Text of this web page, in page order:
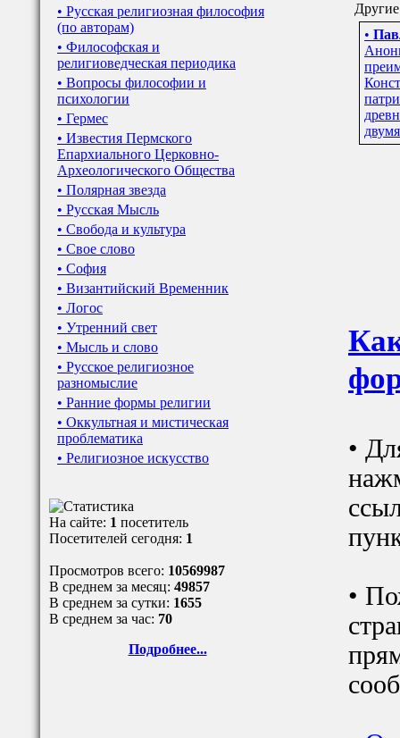
• Русская религиозная философия
(по авторам)
• Философская и
религиоведческая периодика
• Вопросы философии и
психологии
• Гермес
• Известия Пермского
Епархиального Церковно-
Археологического Общества
• Полярная звезда
• Русская Мысль
• Свобода и культура
• Свое слово
• София
• Византийский Временник
• Логос
• Утренний свет
• Мысль и слово
• Русское религиозное
разномыслие
• Ранние формы религии
• Оккультная и мистическая
проблематика
• Религиозное искусство
На сайте: 1 посетитель
Посетителей сегодня: 1
Просмотров всего: 10569987
В среднем за месяц: 49857
В среднем за сутки: 1655
В среднем за час: 70
Подробнее...
•
•
•